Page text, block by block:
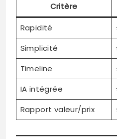
Critère
Rapidité
Simplicité
Timeline
IA intégrée
Rapport valeur/prix